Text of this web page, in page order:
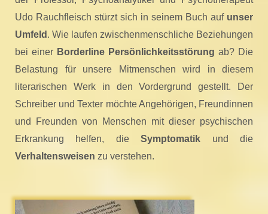
Udo Rauchfleisch stürzt sich in seinem Buch auf unser
Umfeld . Wie laufen zwischenmenschliche Beziehungen
bei einer Borderline Persönlichkeitsstörung ab? Die
Belastung für unsere Mitmenschen wird in diesem
literarischen Werk in den Vordergrund gestellt. Der
Schreiber und Texter möchte Angehörigen, Freundinnen
und Freunden von Menschen mit dieser psychischen
Erkrankung helfen, dieSymptomatik und die
Verhaltensweisen zu verstehen.